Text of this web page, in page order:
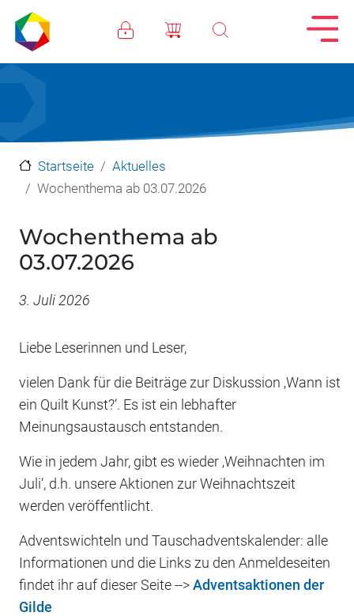
Direkt zum Inhalt
Startseite
Aktuelles
Wochenthema ab 03.07.2026
Wochenthema ab
03.07.2026
Datum
3. Juli 2026
Liebe Leserinnen und Leser,
vielen Dank für die Beiträge zur Diskussion ‚Wann ist
ein Quilt Kunst?‘. Es ist ein lebhafter
Meinungsaustausch entstanden.
Wie in jedem Jahr, gibt es wieder ‚Weihnachten im
Juli‘, d.h. unsere Aktionen zur Weihnachtszeit
werden veröffentlicht.
Adventswichteln und Tauschadventskalender: alle
Informationen und die Links zu den Anmeldeseiten
findet ihr auf dieser Seite -->Adventsaktionen der
Gilde